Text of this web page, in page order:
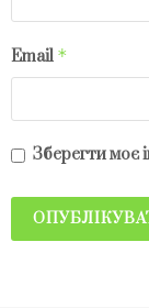
Email *
Зберегти моє